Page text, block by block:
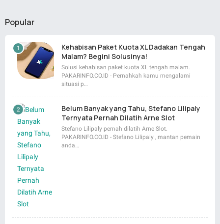
Popular
Kehabisan Paket Kuota XL Dadakan Tengah
Malam? Begini Solusinya!
Solusi kehabisan paket kuota XL tengah malam.
PAKARINFO.CO.ID - Pernahkah kamu mengalami
situasi p…
Belum Banyak yang Tahu, Stefano Lilipaly
Ternyata Pernah Dilatih Arne Slot
Stefano Lilipaly pernah dilatih Arne Slot.
PAKARINFO.CO.ID - Stefano Lilipaly , mantan pemain
anda…